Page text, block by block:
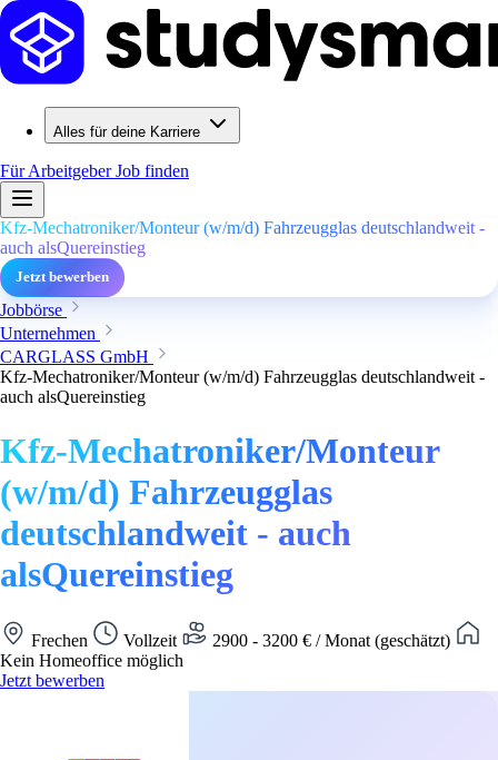
Alles für deine Karriere
Für ArbeitgeberJob finden
Kfz-Mechatroniker/Monteur (w/m/d) Fahrzeugglas deutschlandweit -
auch alsQuereinstieg
Jetzt bewerben
Jobbörse
Unternehmen
CARGLASS GmbH
Kfz-Mechatroniker/Monteur (w/m/d) Fahrzeugglas deutschlandweit -
auch alsQuereinstieg
Kfz-Mechatroniker/Monteur
(w/m/d) Fahrzeugglas
deutschlandweit - auch
alsQuereinstieg
Frechen Vollzeit
2900 - 3200 € / Monat (geschätzt)
Kein Homeoffice möglich
Jetzt bewerben